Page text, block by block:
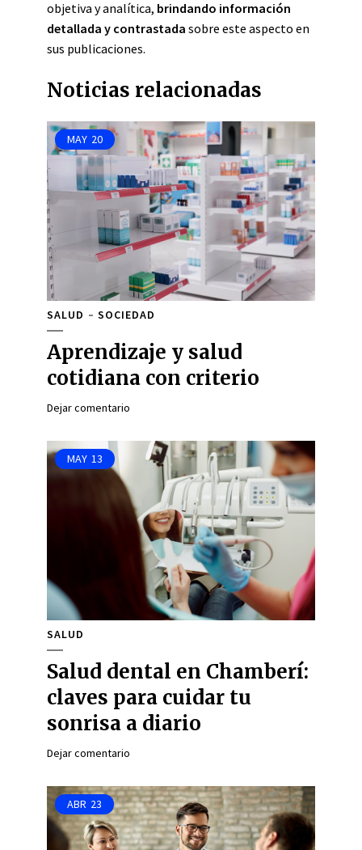
objetiva y analítica, brindando información
detallada y contrastada sobre este aspecto en
sus publicaciones.
Noticias relacionadas
MAY 20
SALUD SOCIEDAD
Aprendizaje y salud
cotidiana con criterio
Dejar comentario
MAY 13
SALUD
Salud dental en Chamberí:
claves para cuidar tu
sonrisa a diario
Dejar comentario
ABR 23